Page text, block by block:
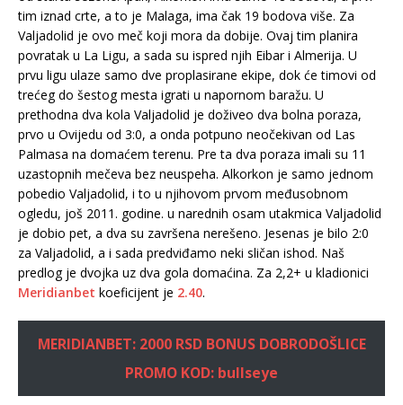
tim iznad crte, a to je Malaga, ima čak 19 bodova više. Za
Valjadolid je ovo meč koji mora da dobije. Ovaj tim planira
povratak u La Ligu, a sada su ispred njih Eibar i Almerija. U
prvu ligu ulaze samo dve proplasirane ekipe, dok će timovi od
trećeg do šestog mesta igrati u napornom baražu. U
prethodna dva kola Valjadolid je doživeo dva bolna poraza,
prvo u Ovijedu od 3:0, a onda potpuno neočekivan od Las
Palmasa na domaćem terenu. Pre ta dva poraza imali su 11
uzastopnih mečeva bez neuspeha. Alkorkon je samo jednom
pobedio Valjadolid, i to u njihovom prvom međusobnom
ogledu, još 2011. godine. u narednih osam utakmica Valjadolid
je dobio pet, a dva su završena nerešeno. Jesenas je bilo 2:0
za Valjadolid, a i sada predviđamo neki sličan ishod. Naš
predlog je dvojka uz dva gola domaćina. Za 2,2+ u kladionici
Meridianbet koeficijent je 2.40.
MERIDIANBET: 2000 RSD BONUS DOBRODOŠLICE
PROMO KOD: bullseye